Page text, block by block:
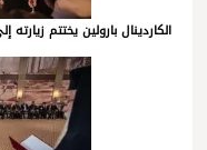
الكاردينال بارولين يختتم